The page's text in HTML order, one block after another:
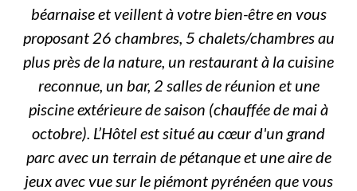
béarnaise et veillent à votre bien-être en vous
proposant 26 chambres, 5 chalets/chambres au
plus près de la nature, un restaurant à la cuisine
reconnue, un bar, 2 salles de réunion et une
piscine extérieure de saison (chauffée de mai à
octobre). L’Hôtel est situé au cœur d'un grand
parc avec un terrain de pétanque et une aire de
jeux avec vue sur le piémont pyrénéen que vous